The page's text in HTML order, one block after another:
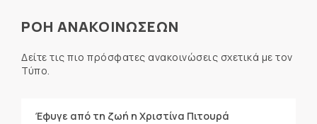
ΡΟΗ ΑΝΑΚΟΙΝΩΣΕΩΝ
Δείτε τις πιο πρόσφατες ανακοινώσεις σχετικά με τον
Τύπο.
Έφυγε από τη ζωή η Χριστίνα Πιτουρά